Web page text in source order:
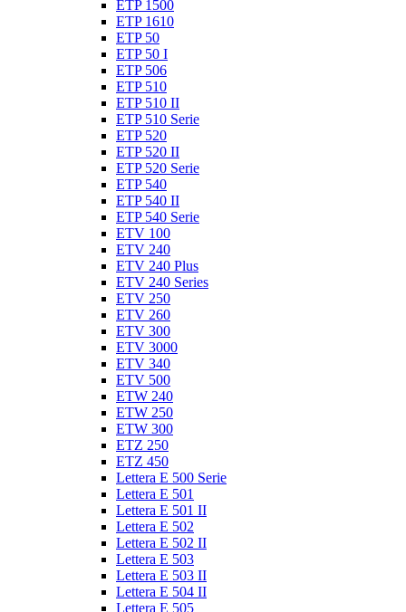
ETP 1500
ETP 1610
ETP 50
ETP 50 I
ETP 506
ETP 510
ETP 510 II
ETP 510 Serie
ETP 520
ETP 520 II
ETP 520 Serie
ETP 540
ETP 540 II
ETP 540 Serie
ETV 100
ETV 240
ETV 240 Plus
ETV 240 Series
ETV 250
ETV 260
ETV 300
ETV 3000
ETV 340
ETV 500
ETW 240
ETW 250
ETW 300
ETZ 250
ETZ 450
Lettera E 500 Serie
Lettera E 501
Lettera E 501 II
Lettera E 502
Lettera E 502 II
Lettera E 503
Lettera E 503 II
Lettera E 504 II
Lettera E 505